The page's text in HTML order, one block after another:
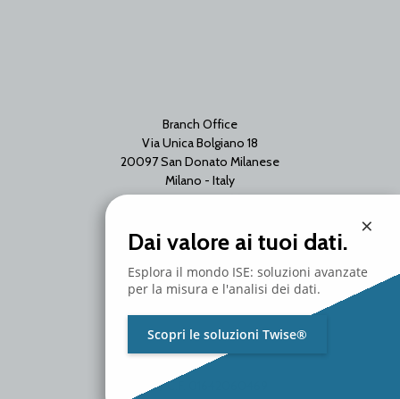
Branch Office
Via Unica Bolgiano 18
20097 San Donato Milanese
Milano - Italy
T. +39 02 2153663
P.Iva / C.F. 01642060469
×
Dai valore ai tuoi dati.
Esplora il mondo ISE: soluzioni avanzate
per la misura e l'analisi dei dati.
Scopri le soluzioni Twise®